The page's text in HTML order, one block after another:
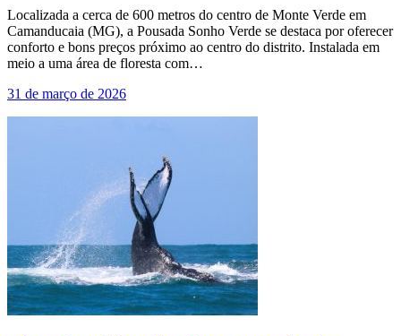
Localizada a cerca de 600 metros do centro de Monte Verde em
Camanducaia (MG), a Pousada Sonho Verde se destaca por oferecer
conforto e bons preços próximo ao centro do distrito. Instalada em
meio a uma área de floresta com…
31 de março de 2026